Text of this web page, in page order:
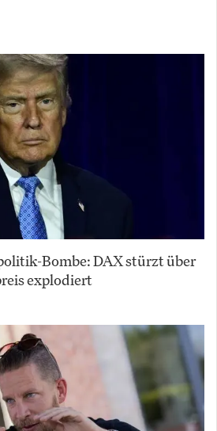
Bombe: DAX stürzt über
explodiert